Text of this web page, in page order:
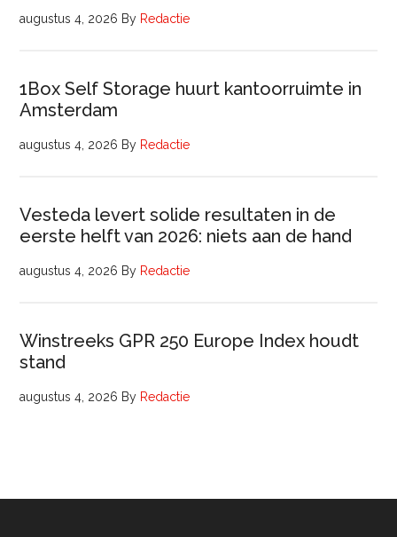
augustus 4, 2026 By Redactie
1Box Self Storage huurt kantoorruimte in
Amsterdam
augustus 4, 2026 By Redactie
Vesteda levert solide resultaten in de
eerste helft van 2026: niets aan de hand
augustus 4, 2026 By Redactie
Winstreeks GPR 250 Europe Index houdt
stand
augustus 4, 2026 By Redactie